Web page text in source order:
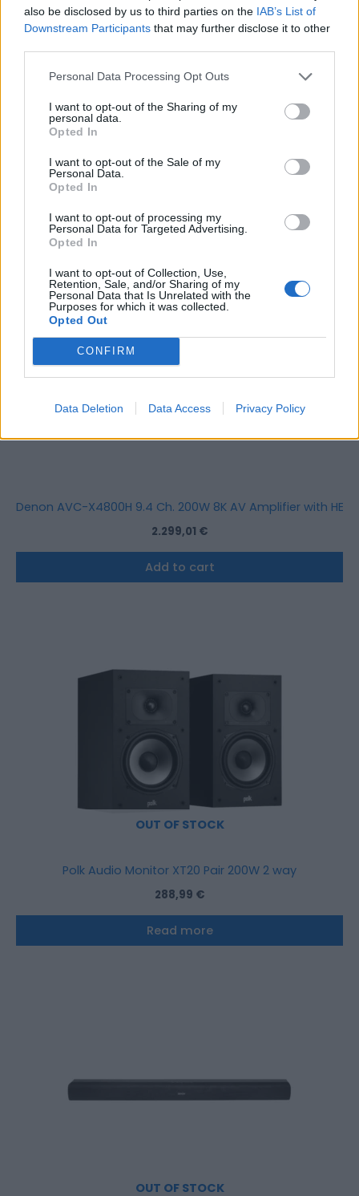
also be disclosed by us to third parties on the IAB’s List of
Downstream Participants that may further disclose it to other
Personal Data Processing Opt Outs
I want to opt-out of the Sharing of my
personal data.
Opted In
I want to opt-out of the Sale of my
Personal Data.
Opted In
I want to opt-out of processing my
Personal Data for Targeted Advertising.
Opted In
I want to opt-out of Collection, Use,
Retention, Sale, and/or Sharing of my
Personal Data that Is Unrelated with the
Purposes for which it was collected.
Opted Out
CONFIRM
Data Deletion Data Access Privacy Policy
ohms
Συχνότητες Crossover Κύριο ηχείο: 500 Hz, 3.000 Hz Ηχείο
Ηχείο Dolby Atmos: 15 – 80 Watt
Διαστάσεις (ΠxΥxΒ) 215 x 860 x 270 mm
Βάρος 13,4 kg
Διατίθεται και σε χρώματα: black, walnut
Related products
Denon AVC-X4800H 9.4 Ch. 200W 8K AV Amplifier with
2.299,01 €
Add to cart
OUT OF STOCK
Polk Audio Monitor XT20 Pair 200W 2 way
288,99 €
Read more
OUT OF STOCK